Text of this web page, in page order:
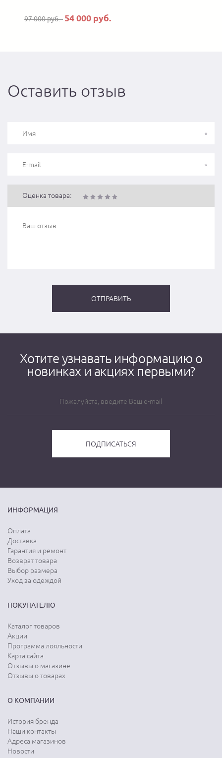
97 000 руб. 54 000 руб.
Оставить отзыв
Оценка товара:
Хотите узнавать информацию о
новинках и акциях первыми?
ИНФОРМАЦИЯ
Оплата
Доставка
Гарантия и ремонт
Возврат товара
Выбор размера
Уход за одеждой
ПОКУПАТЕЛЮ
Каталог товаров
Акции
Программа лояльности
Карта сайта
Отзывы о магазине
Отзывы о товарах
О КОМПАНИИ
История бренда
Наши контакты
Адреса магазинов
Новости